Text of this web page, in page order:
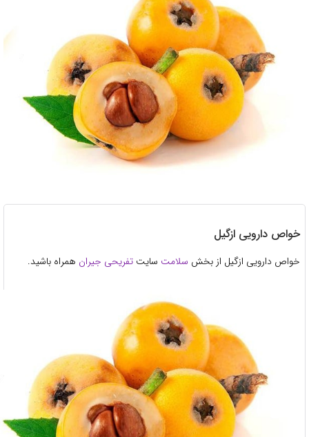
دارویی ازگیل
دارویی ازگیل از بخشسلامتسایتتفریحی جیرانهمراه باشید.